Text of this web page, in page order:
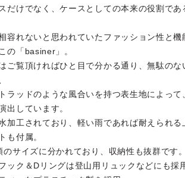
だけでなく、ケースとしての本来の役割であ
容れないと思われていたファッション性と機
の「basiner」。
ご覧頂ければひと目で分かる通り、無駄のな
ラッドのような風合いを持つ表生地によって
出しています。
加工されており、軽い雨であれば耐えられる
も付属。
サイズに分かれており、収納性も抜群です。
ック＆Dリングは登山用リュックなどにも採